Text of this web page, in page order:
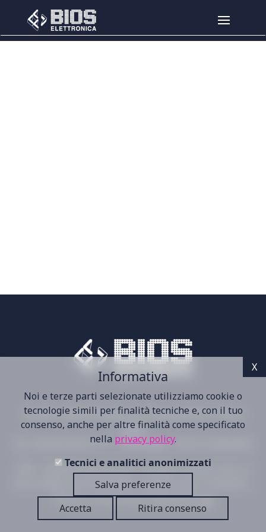
Salta al contenuto principale
Via dei Castelli Romani, 59 - Pomezia 00071 Roma
(Italia)
Tel: +39.06.9784.7511|Whatsapp: +39.351.840.8403
2005 - 2026 Bios Elettronica Srl - All rights reserved | R.E.A. di
Roma: 660822 del 22/07/1988 | Capitale sociale: 10.920,00 € |
Privacy e cookies policy|Web Agency
Informativa
Noi e terze parti selezionate utilizziamo cookie o
tecnologie simili per finalità tecniche e, con il tuo
consenso, anche per altre finalità come specificato
nella privacy policy.
Tecnici e analitici anonimizzati
Salva preferenze
Accetta
Ritira consenso